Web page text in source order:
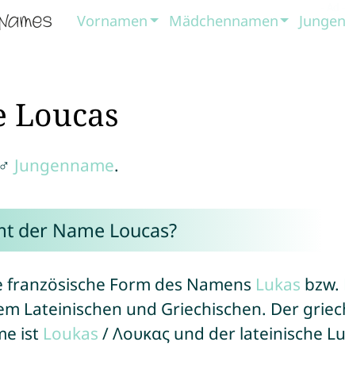
Vornamen Mädchennamen
Loucas
Jungenname.
der Name Loucas?
französische Form des Namens Lukas bzw.
Lateinischen und Griechischen. Der
ist Loukas / Λουκας und der lateinische